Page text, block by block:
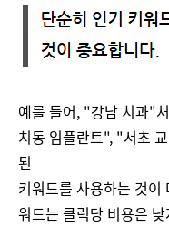
예를 들어, "강남 치과"
치동 임플란트", "서초
된
키워드를 사용하는 것이
워드는 클릭당 비용은